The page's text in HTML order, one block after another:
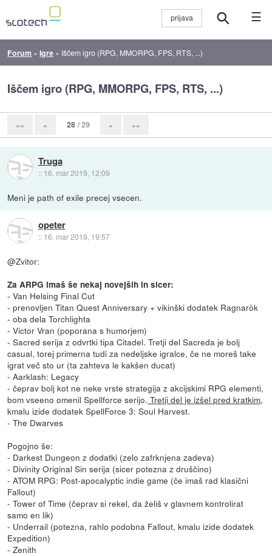
☰
Forum »Igre » Iščem igro (RPG, MMORPG, FPS, RTS, ...)
Iščem igro (RPG, MMORPG, FPS, RTS, ...)
«« « 28 / 29 » »»
Truga
:: 16. mar 2019, 12:09
Meni je path of exile precej vsecen.
opeter
:: 16. mar 2019, 19:57
@Zvitor:
Za ARPG imaš še nekaj novejših in sicer:
- Van Helsing Final Cut
- prenovljen Titan Quest Anniversary + vikinški dodatek Ragnarök
- oba dela Torchlighta
- Victor Vran (poporana s humorjem)
- Sacred serija z odvrtki tipa Citadel. Tretji del Sacreda je bolj
casual, torej primerna tudi za nedeljske igralce, če ne moreš take
igrat več sto ur (ta zahteva le kakšen ducat)
- Aarklash: Legacy
- čeprav bolj kot ne neke vrste strategija z akcijskimi RPG elementi,
bom vseeno omenil Spellforce serijo. Tretji del je izšel pred kratkim,
kmalu izide dodatek SpellForce 3: Soul Harvest.
- The Dwarves
Pogojno še:
- Darkest Dungeon z dodatki (zelo zafrknjena zadeva)
- Divinity Original Sin serija (sicer potezna z druščino)
- ATOM RPG: Post-apocalyptic indie game (če imaš rad klasični
Fallout)
- Tower of Time (čeprav si rekel, da želiš v glavnem kontrolirat
samo en lik)
- Underrail (potezna, rahlo podobna Fallout, kmalu izide dodatek
Expedition)
- Zenith